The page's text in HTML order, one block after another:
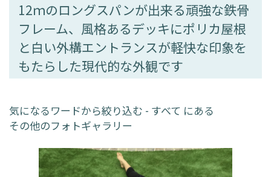
12ｍのロングスパンが出来る頑強な鉄骨
フレーム、風格あるデッキにポリカ屋根
と白い外構エントランスが軽快な印象を
もたらした現代的な外観です
気になるワードから絞り込む - すべて にある
その他のフォトギャラリー